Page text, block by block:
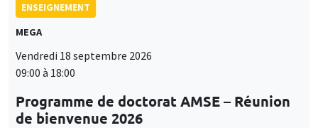
ENSEIGNEMENT
MEGA
Vendredi 18 septembre 2026
09:00 à 18:00
Programme de doctorat AMSE – Réunion
de bienvenue 2026